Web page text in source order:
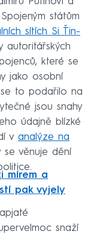
státům
sítích Si Ťin-
autoritářských
které se
jako osobní
to podařilo na
jsou snahy
údajně blízké
v analýze na
se věnuje dění
mírem a
pak vyjely
snaží